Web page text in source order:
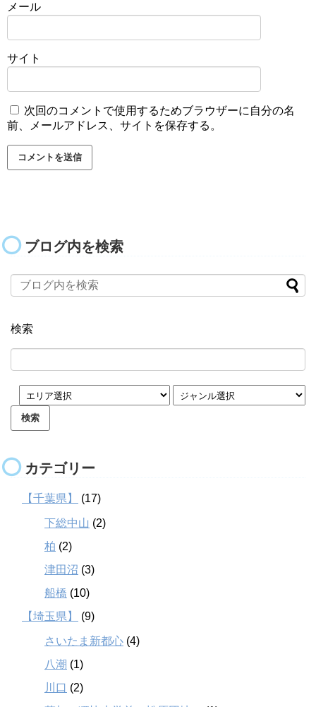
メール
サイト
次回のコメントで使用するためブラウザーに自分の名
前、メールアドレス、サイトを保存する。
ブログ内を検索
検索
カテゴリー
【千葉県】 (17)
下総中山 (2)
柏 (2)
津田沼 (3)
船橋 (10)
【埼玉県】
(9)
さいたま新都心 (4)
八潮 (1)
川口 (2)